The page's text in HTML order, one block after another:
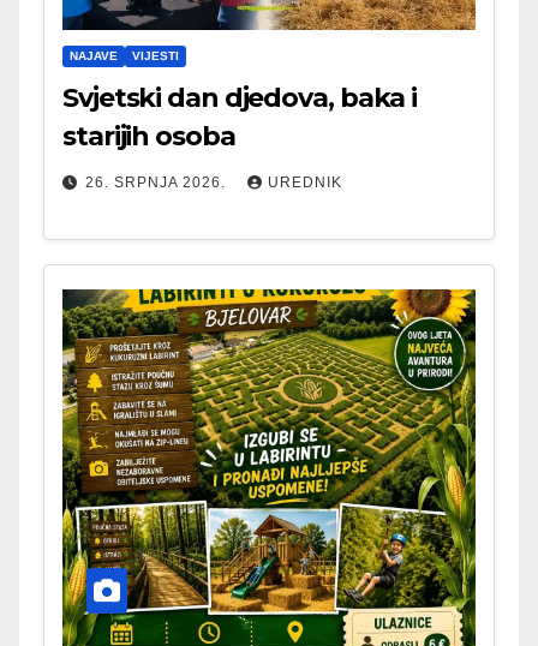
NAJAVE VIJESTI
Svjetski dan djedova, baka i
starijih osoba
26. SRPNJA 2026. UREDNIK